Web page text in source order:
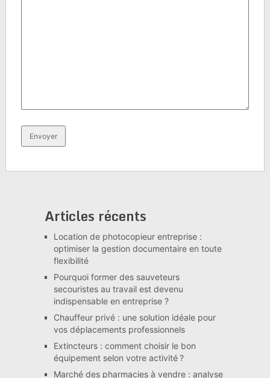
Articles récents
Location de photocopieur entreprise :
optimiser la gestion documentaire en toute
flexibilité
Pourquoi former des sauveteurs
secouristes au travail est devenu
indispensable en entreprise ?
Chauffeur privé : une solution idéale pour
vos déplacements professionnels
Extincteurs : comment choisir le bon
équipement selon votre activité ?
Marché des pharmacies à vendre : analyse